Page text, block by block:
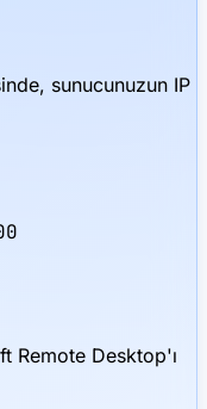
sunucunuzun IP
Remote Desktop'ı